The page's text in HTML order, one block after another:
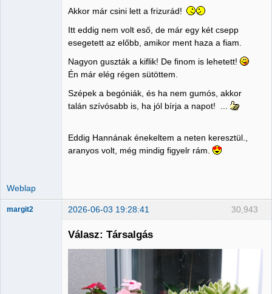
Akkor már csini lett a frizurád!
Itt eddig nem volt eső, de már egy két csepp
esegetett az előbb, amikor ment haza a fiam.
Nagyon guszták a kiflik! De finom is lehetett!
Én már elég régen sütöttem.
Szépek a begóniák, és ha nem gumós, akkor
talán szívósabb is, ha jól bírja a napot! ...
Eddig Hannának énekeltem a neten keresztül.,
aranyos volt, még mindig figyelr rám.
Weblap
30,943
margit2 2026-06-03 19:28:41
Válasz: Társalgás